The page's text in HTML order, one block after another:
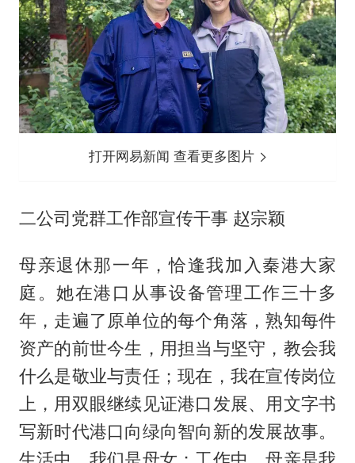
打开网易新闻 查看更多图片
二公司党群工作部宣传干事 赵宗颖
母亲退休那一年，恰逢我加入秦港大家
庭。她在港口从事设备管理工作三十多
年，走遍了原单位的每个角落，熟知每件
资产的前世今生，用担当与坚守，教会我
什么是敬业与责任；现在，我在宣传岗位
上，用双眼继续见证港口发展、用文字书
写新时代港口向绿向智向新的发展故事。